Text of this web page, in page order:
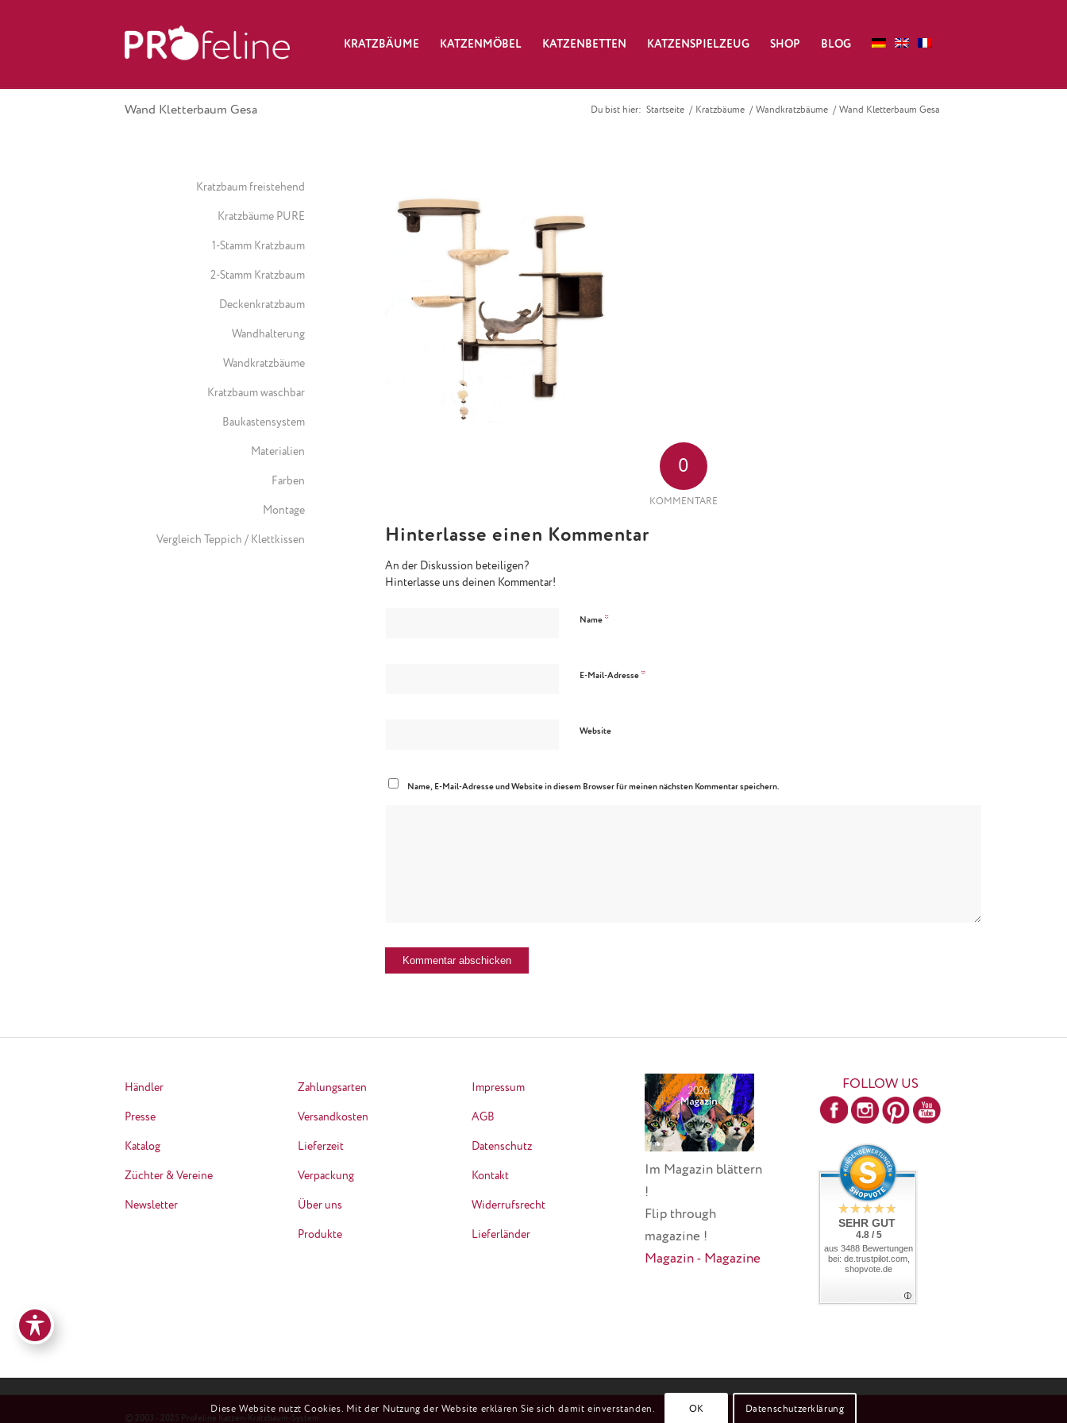
KRATZBÄUME KATZENMÖBEL KATZENBETTEN KATZENSPIELZEUG SHOP BLOG
Wand Kletterbaum Gesa Du bist hier: Startseite / Kratzbäume / Wandkratzbäume / Wand Kletterbaum Gesa
0
KOMMENTARE
Hinterlasse einen Kommentar
An der Diskussion beteiligen?
Hinterlasse uns deinen Kommentar!
Name *
E-Mail-Adresse *
Website
Name, E-Mail-Adresse und Website in diesem Browser für meinen nächsten Kommentar speichern.
Kratzbaum freistehend
Kratzbäume PURE
1-Stamm Kratzbaum
2-Stamm Kratzbaum
Deckenkratzbaum
Wandhalterung
Wandkratzbäume
Kratzbaum waschbar
Baukastensystem
Materialien
Farben
Montage
Vergleich Teppich / Klettkissen
Händler
Presse
Katalog
Züchter & Vereine
Newsletter
Zahlungsarten
Versandkosten
Lieferzeit
Verpackung
Über uns
Produkte
Impressum
AGB
Datenschutz
Kontakt
Widerrufsrecht
Lieferländer
Im Magazin blättern
!
Flip through
magazine !
Magazin - Magazine
FOLLOW US
SEHR GUT
4.8 / 5
aus 3488 Bewertungen
bei: de.trustpilot.com,
shopvote.de
© 2003 - 2025 Profeline Katzen-Kratzbaum-System
Diese Website nutzt Cookies. Mit der Nutzung der Website erklären Sie sich damit einverstanden. OK Datenschutzerklärung